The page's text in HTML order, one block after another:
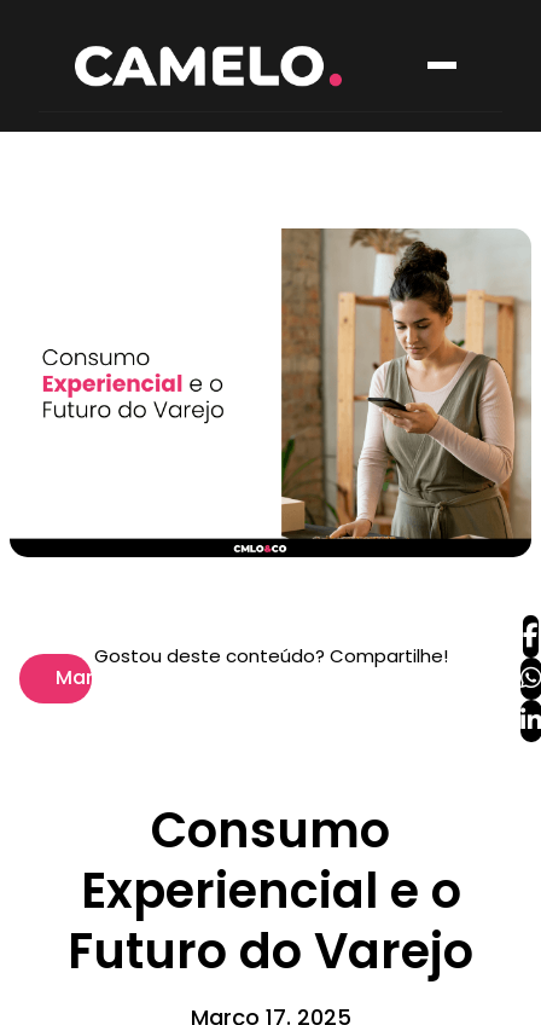
Marketing
Gostou deste conteúdo? Compartilhe!
Consumo
Experiencial e o
Futuro do Varejo
Março 17. 2025